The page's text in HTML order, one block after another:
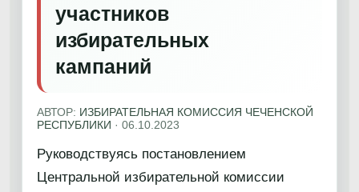
участников
избирательных
кампаний
АВТОР: ИЗБИРАТЕЛЬНАЯ КОМИССИЯ ЧЕЧЕНСКОЙ
РЕСПУБЛИКИ · 06.10.2023
Руководствуясь постановлением
Центральной избирательной комиссии